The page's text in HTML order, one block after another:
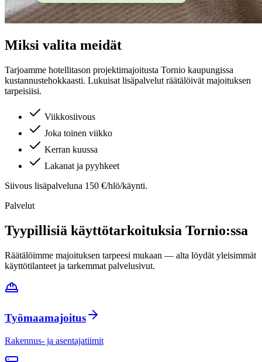
Miksi valita meidät
Tarjoamme hotellitason projektimajoitusta Tornio kaupungissa
kustannustehokkaasti. Lukuisat lisäpalvelut räätälöivät majoituksen
tarpeisiisi.
Viikkosiivous
Joka toinen viikko
Kerran kuussa
Lakanat ja pyyhkeet
Siivous lisäpalveluna 150 €/hlö/käynti.
Palvelut
Tyypillisiä käyttötarkoituksia Tornio:ssa
Räätälöimme majoituksen tarpeesi mukaan — alta löydät yleisimmät
käyttötilanteet ja tarkemmat palvelusivut.
Työmaamajoitus
Rakennus- ja asentajatiimit